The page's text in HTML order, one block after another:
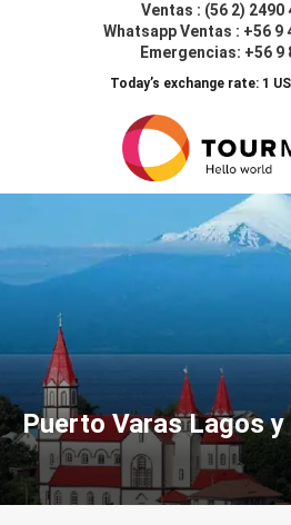
Ventas : (56 2) 2490
Whatsapp Ventas : +56 9
Emergencias: +56 9
Today’s exchange rate: 1
Puerto Varas Lagos